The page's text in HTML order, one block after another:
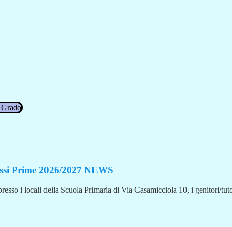
Prime 2026/2027 NEWS
i locali della Scuola Primaria di Via Casamicciola 10, i genitori/